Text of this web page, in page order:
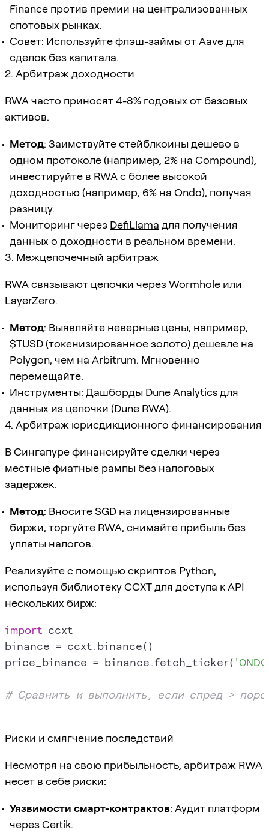
Finance против премии на централизованных
спотовых рынках.
Совет: Используйте флэш-займы от Aave для
сделок без капитала.
2. Арбитраж доходности
RWA часто приносят 4-8% годовых от базовых
активов.
Метод: Заимствуйте стейблкоины дешево в
одном протоколе (например, 2% на Compound),
инвестируйте в RWA с более высокой
доходностью (например, 6% на Ondo), получая
разницу.
Мониторинг через DefiLlama для получения
данных о доходности в реальном времени.
3. Межцепочечный арбитраж
RWA связывают цепочки через Wormhole или
LayerZero.
Метод: Выявляйте неверные цены, например,
$TUSD (токенизированное золото) дешевле на
Polygon, чем на Arbitrum. Мгновенно
перемещайте.
Инструменты: Дашборды Dune Analytics для
данных из цепочки (Dune RWA).
4. Арбитраж юрисдикционного финансирования
В Сингапуре финансируйте сделки через
местные фиатные рампы без налоговых
задержек.
Метод: Вносите SGD на лицензированные
биржи, торгуйте RWA, снимайте прибыль без
уплаты налогов.
Реализуйте с помощью скриптов Python,
используя библиотеку CCXT для доступа к API
нескольких бирж:
import ccxt
binance = ccxt.binance()
price_binance = binance.fetch_ticker(
# Сравнить и выполнить, если спред >
Риски и смягчение последствий
Несмотря на свою прибыльность, арбитраж RWA
несет в себе риски:
Уязвимости смарт-контрактов: Аудит платформ
черезCertik.